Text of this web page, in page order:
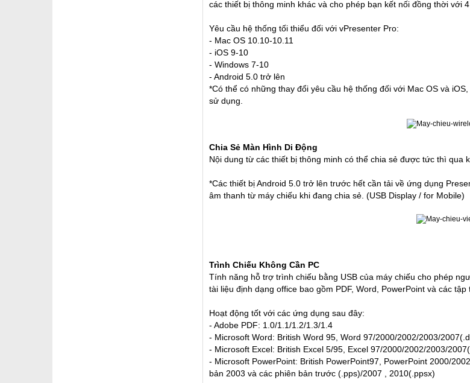
các thiết bị thông minh khác và cho phép bạn kết nối đồng thời với
Yêu cầu hệ thống tối thiểu đối với vPresenter Pro:
- Mac OS 10.10-10.11
- iOS 9-10
- Windows 7-10
- Android 5.0 trở lên
*Có thể có những thay đổi yêu cầu hệ thống đối với Mac OS và
sử dụng.
Chia Sẻ Màn Hình Di Động
Nội dung từ các thiết bị thông minh có thể chia sẻ được tức thì
*Các thiết bị Android 5.0 trở lên trước hết cần tải về ứng dụng
âm thanh từ máy chiếu khi đang chia sẻ. (USB Display / for Mobile)
Trình Chiếu Không Cần PC
Tính năng hỗ trợ trình chiếu bằng USB của máy chiếu cho phép
tài liệu định dạng office bao gồm PDF, Word, PowerPoint và các
Hoạt động tốt với các ứng dụng sau đây:
- Adobe PDF: 1.0/1.1/1.2/1.3/1.4
- Microsoft Word: British Word 95, Word 97/2000/2002/2003/
- Microsoft Excel: British Excel 5/95, Excel 97/2000/2002/2003/
- Microsoft PowerPoint: British PowerPoint97, PowerPoint 2000/
bản 2003 và các phiên bản trước (.pps)/2007 , 2010(.ppsx)